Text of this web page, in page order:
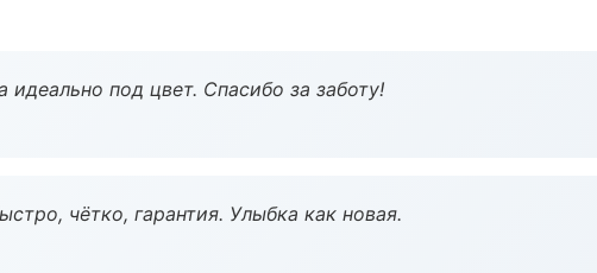
под цвет. Спасибо за заботу!
чётко, гарантия. Улыбка как новая.